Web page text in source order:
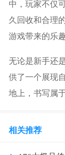
中，玩家不仅
久回收和合理
游戏带来的乐趣
无论是新手还
供了一个展现
地上，书写属
相关推荐